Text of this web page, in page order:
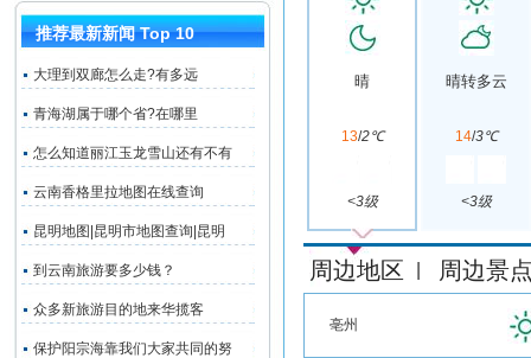
推荐最新新闻 Top 10
大理到双廊怎么走?有多远
青海湖属于哪个省?在哪里
怎么知道丽江玉龙雪山还有不有
云南香格里拉地图在线查询
昆明地图|昆明市地图查询|昆明
到云南旅游要多少钱？
众多新旅游目的地来华揽客
保护阳宗海靠我们大家共同的努
晴
13/2℃
<3级
晴转多云
14/3℃
<3级
周边地区 周边景
亳州